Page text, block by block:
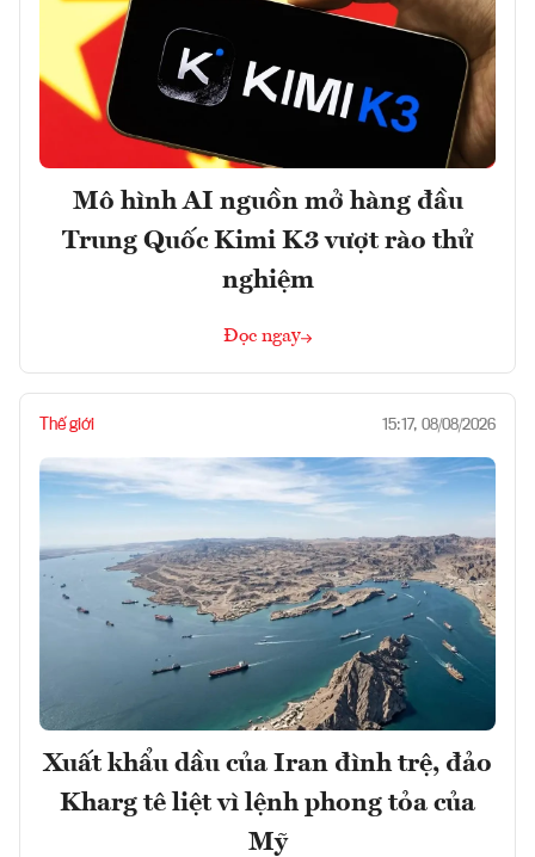
Mô hình AI nguồn mở hàng đầu
Trung Quốc Kimi K3 vượt rào thử
nghiệm
Đọc ngay
Thế giới 15:17, 08/08/2026
Xuất khẩu dầu của Iran đình trệ, đảo
Kharg tê liệt vì lệnh phong tỏa của
Mỹ